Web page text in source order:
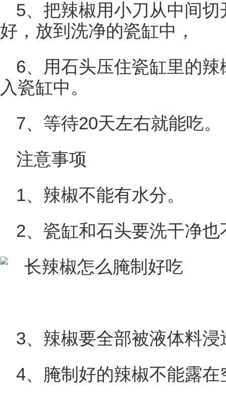
5、把辣椒用小刀从中间
好，放到洗净的瓷缸中，
6、用石头压住瓷缸里的
入瓷缸中。
7、等待20天左右就能吃。
注意事项
1、辣椒不能有水分。
2、瓷缸和石头要洗干净
3、辣椒要全部被液体料浸
4、腌制好的辣椒不能露在